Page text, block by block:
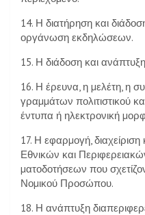
14. Η διατήρηση και
οργάνωση εκδηλώσεων.
15. Η διάδοση και
16. Η έρευνα, η µελέτη, η
γραµµάτων πολιτιστικού
έντυπα ή ηλεκτρονική
17. Η εφαρµογή, διαχείριση
Εθνικών και
µατοδοτήσεων που
Νοµικού Προσώπου.
18. Η ανάπτυξη